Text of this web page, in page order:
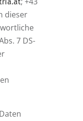
dieser
7 DS-